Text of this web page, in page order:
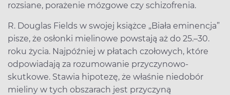
rozsiane, porażenie mózgowe czy schizofrenia.
R. Douglas Fields w swojej książce „Biała eminencja”
pisze, że osłonki mielinowe powstają aż do 25.–30.
roku życia. Najpóźniej w płatach czołowych, które
odpowiadają za rozumowanie przyczynowo-
skutkowe. Stawia hipotezę, że właśnie niedobór
mieliny w tych obszarach jest przyczyną